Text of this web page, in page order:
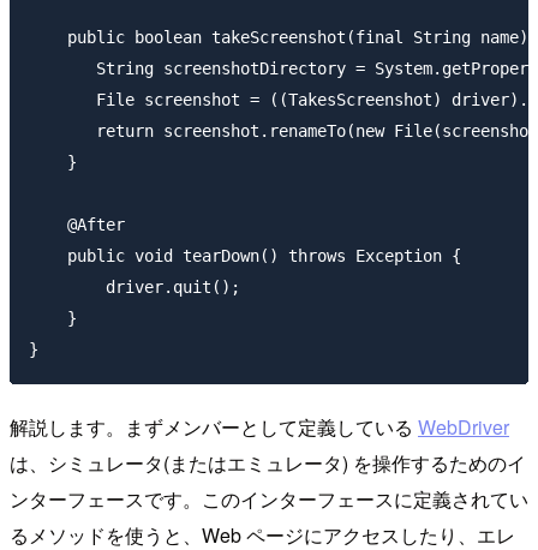
public boolean takeScreenshot(final String name)
String screenshotDirectory =
File screenshot = ((TakesScreenshot)
return screenshot.renameTo(new
    }
    @After
    public void tearDown() throws Exception {
        driver.quit();
    }
解説します。まずメンバーとして定義している WebDriver
は、シミュレータ(またはエミュレータ) を操作するためのイ
ンターフェースです。このインターフェースに定義されてい
るメソッドを使うと、Web ページにアクセスしたり、エレ